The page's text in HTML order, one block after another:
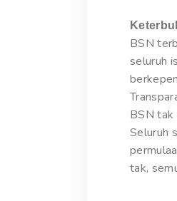
BSN
seluruh
BSN tak
Seluruh
tak,